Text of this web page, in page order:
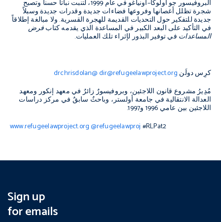
البروفيسور جو أولوكا–أونياغو في عام 1999، لتنبت نباتاً حسناً وتصبح
شجرة تظلل أغصانها وفروعها فضاءات جديدة وقدرات جديدة وسبلاً
جديدة للتفكير حول التحديات القديمة للهجرة القسرية. ولا مبالغة إطلاقاً
في التأكيد على البعد الكبير في المساعدة الذي يقدمه كتابفرض
المساعدات في توفير البذور لإثراء تلك العمليات.
كرِس دولَن dir@refugeelawproject.org
@drchrisdolan
مُدِيرُ مشروع قانون اللاجئين، وبروفيسورٌ زائرٌ في معهد إنكور ومعهد
العدالة الانتقالية في جامعة أولستر، وباحثٌ سابقٌ في مركز دراسات
اللاجئين بين عامي 1996 و1997.
www.refugeelawproject.org@refugeelawproj #RLPat2
Sign up
for emails